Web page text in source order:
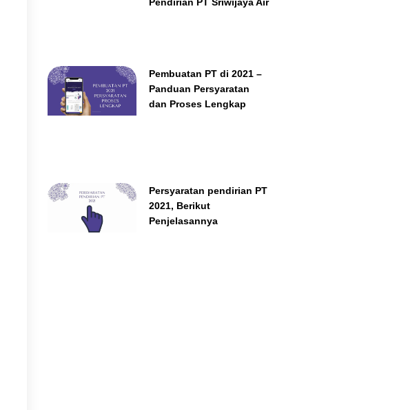
Pembuatan PT di 2021 –
Panduan Persyaratan
dan Proses Lengkap
Persyaratan pendirian PT
2021, Berikut
Penjelasannya